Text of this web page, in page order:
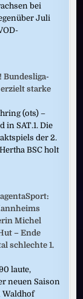
bei
Juli
Bundesliga-
starke
(ots) –
in SAT.1. Die
der 2.
BSC holt
Michel
– Ende
schlechte 1.
laute,
neuen Saison
Waldhof